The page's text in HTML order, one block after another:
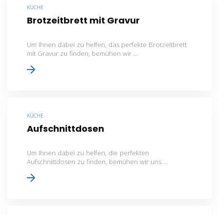
KÜCHE
Brotzeitbrett mit Gravur
Um Ihnen dabei zu helfen, das perfekte Brotzeitbrett
mit Gravur zu finden, bemühen wir ...
KÜCHE
Aufschnittdosen
Um Ihnen dabei zu helfen, die perfekten
Aufschnittdosen zu finden, bemühen wir uns ...